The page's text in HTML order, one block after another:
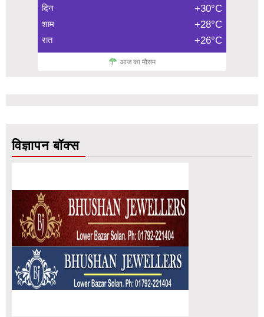
दिन +30°C
शाम +28°C
रात +26°C
आज का मौसम
विज्ञापन बॉक्स